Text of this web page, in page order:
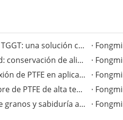
Fongming Cable丨El versátil cable resistente al calor TGGT: una solución confiable para aplicaciones de alta temperatura
Fongming Cable丨Costumbres tradicionales de salud: conservación de alimentos y salud en la temporada de calor menor
Fongming Cable丨La superioridad del cable de conexión de PTFE en aplicaciones electrónicas de alta temperatura
Fongming Cable丨Mejora del rendimiento con alambre de PTFE de alta temperatura
Fongming Cable丨Términos solares completos sobre granos y sabiduría agrícola